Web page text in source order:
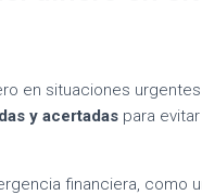
en situaciones
y acertadas para
financiera, como